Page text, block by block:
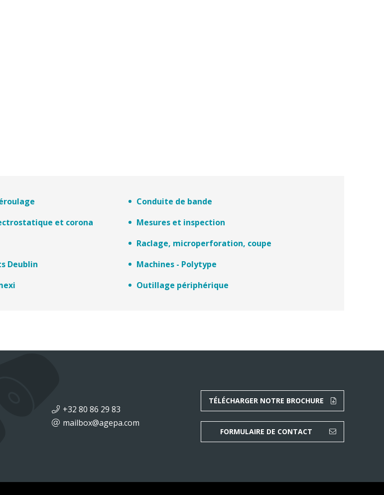
Conduite de bande
et corona
Mesures et inspection
Raclage, microperforation, coupe
Deublin
Outillage périphérique
Machines - Polytype
+32 80 86 29 83
mailbox@agepa.com
TÉLÉCHARGER NOTRE BROCHURE
FORMULAIRE DE CONTACT